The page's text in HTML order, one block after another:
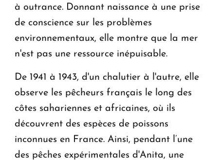
à outrance. Donnant naissance à une prise
de conscience sur les problèmes
environnementaux, elle montre que la mer
n'est pas une ressource inépuisable.
De 1941 à 1943, d'un chalutier à l'autre, elle
observe les pêcheurs français le long des
côtes sahariennes et africaines, où ils
découvrent des espèces de poissons
inconnues en France. Ainsi, pendant l’une
des pêches expérimentales d'Anita, une